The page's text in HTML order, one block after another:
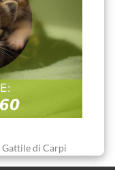
di Carpi